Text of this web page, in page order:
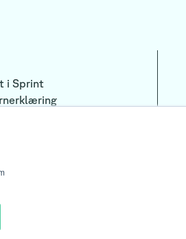
i Sprint